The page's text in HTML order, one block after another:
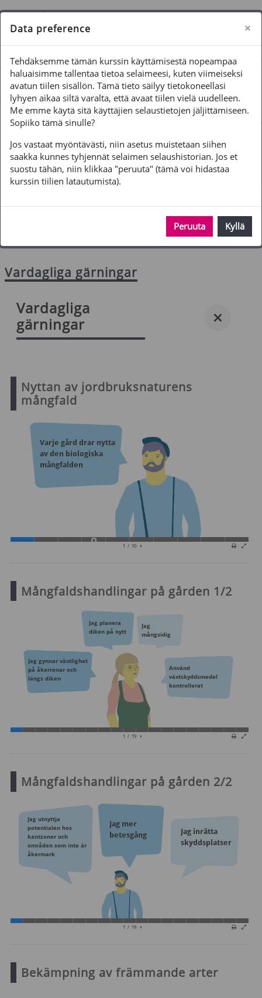
Sivupaneeli
Vardagliga gärningar
Vardagliga
gärningar
Nyttan av jordbruksnaturens
mångfald
Mångfaldshandlingar på gården 1/2
Mångfaldshandlingar på gården 2/2
Bekämpning av främmande arter
Data preference ×
Tehdäksemme tämän kurssin käyttämisestä nopeampaa
haluaisimme tallentaa tietoa selaimeesi, kuten viimeiseksi
avatun tiilen sisällön. Tämä tieto säilyy tietokoneellasi
lyhyen aikaa siltä varalta, että avaat tiilen vielä uudelleen.
Me emme käytä sitä käyttäjien selaustietojen jäljittämiseen.
Sopiiko tämä sinulle?
Jos vastaat myöntävästi, niin asetus muistetaan siihen
saakka kunnes tyhjennät selaimen selaushistorian. Jos et
suostu tähän, niin klikkaa "peruuta" (tämä voi hidastaa
kurssin tiilien latautumista).
Peruuta Kyllä